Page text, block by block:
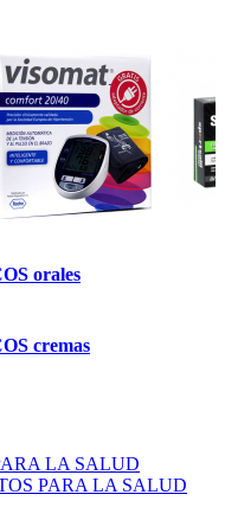
orales
cremas
LA SALUD
PARA LA SALUD